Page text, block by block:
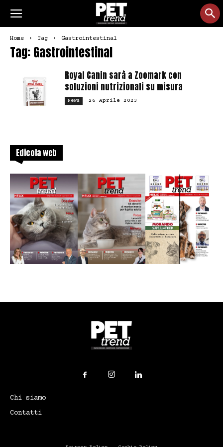
Home Tag Gastrointestinal
Tag: Gastrointestinal
Royal Canin sarà a Zoomark con
soluzioni nutrizionali su misura
News 26 Aprile 2023
Edicola web
Chi siamo
Contatti